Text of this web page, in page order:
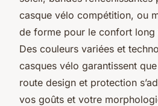
casque vélo compétition, ou
de forme pour le confort long
Des couleurs variées et
casques vélo garantissent
route design et protection
vos goûts et votre